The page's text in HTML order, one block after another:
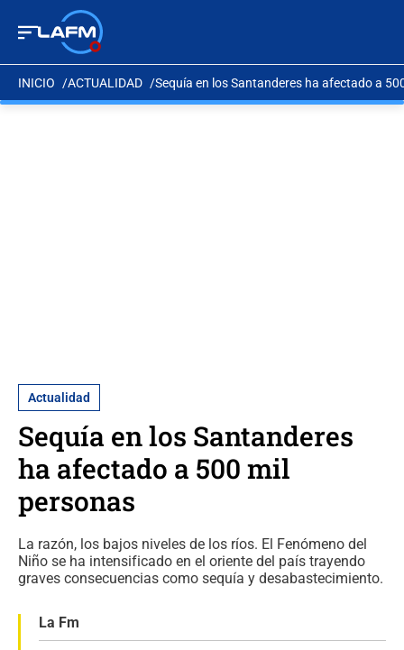
INICIO ACTUALIDAD Sequía en los Santanderes ha afectado a
Actualidad
Sequía en los Santanderes
ha afectado a 500 mil
personas
La razón, los bajos niveles de los ríos. El Fenómeno del
Niño se ha intensificado en el oriente del país trayendo
graves consecuencias como sequía y desabastecimiento.
La Fm